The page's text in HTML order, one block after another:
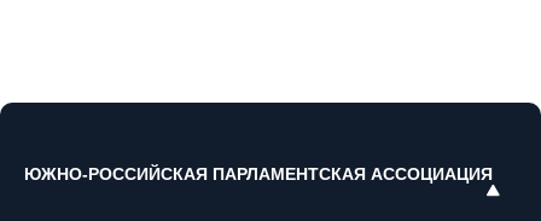
ЮЖНО-РОССИЙСКАЯ ПАРЛАМЕНТСКАЯ АССОЦИАЦИЯ